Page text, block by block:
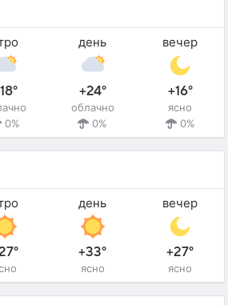
0%
день
+24°
облачно
0%
вечер
+16°
ясно
0%
день
+33°
ясно
вечер
+27°
ясно